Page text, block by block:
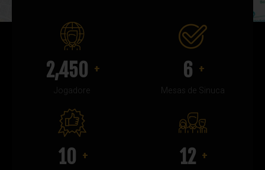
2,450 +
Jogadore
6 +
Mesas de Sinuca
10 + 12 +